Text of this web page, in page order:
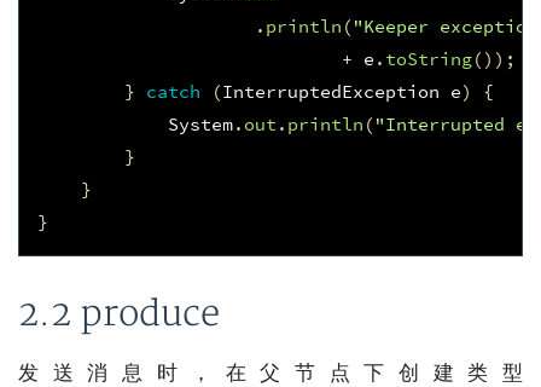
. println ( "Keeper
+ e . toString());
} catch (InterruptedException e)
{
System. out . println ( "Interrupted
}
}
}
2.2 produce
发送消息时，在父节点下创建类型